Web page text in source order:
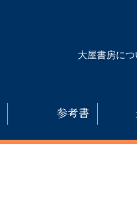
大屋書房につ
参考書